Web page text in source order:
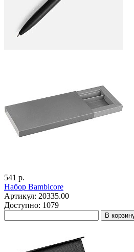
541 р.
Набор Bambicore
Артикул: 20335.00
Доступно: 1079
В